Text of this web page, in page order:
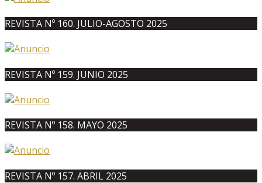
REVISTA Nº 160. JULIO-AGOSTO 2025
REVISTA Nº 159. JUNIO 2025
REVISTA Nº 158. MAYO 2025
REVISTA Nº 157. ABRIL 2025